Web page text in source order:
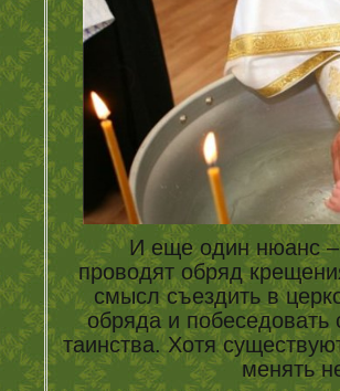
И еще один нюанс –
проводят обряд
смысл съездить в
обряда и
таинства. Хотя
менять